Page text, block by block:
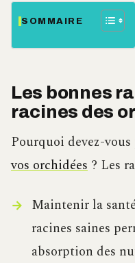
SOMMAIRE
Les bonnes
racines des
Pourquoi devez-
vos orchidées ? Les
Maintenir la
racines saines
absorption des